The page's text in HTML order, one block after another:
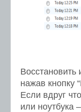
нажав кнопку
Если вдруг
или ноутбука